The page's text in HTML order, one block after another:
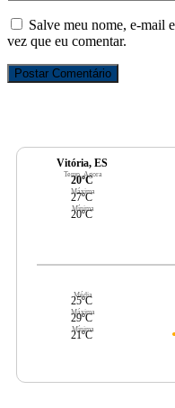
Salve meu nome, e-mail
vez que eu comentar.
Vitória, ES
Temp. Agora
20ºC
Máxima
27ºC
Mínima
20ºC
Média
25ºC
Máxima
29ºC
Mínima
21ºC